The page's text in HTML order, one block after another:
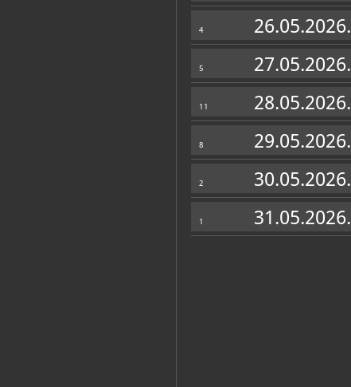
4 26.05.2026.
5 27.05.2026.
11 28.05.2026.
8 29.05.2026.
2 30.05.2026.
1 31.05.2026.